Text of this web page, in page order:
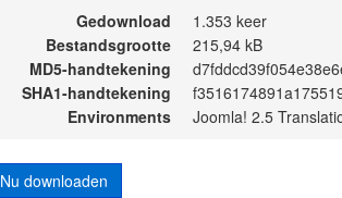
Gedownload
1.353 keer
Bestandsgrootte
215,94 kB
MD5-handtekening
SHA1-handtekening
Environments
Joomla! 2.5
Nu downloaden